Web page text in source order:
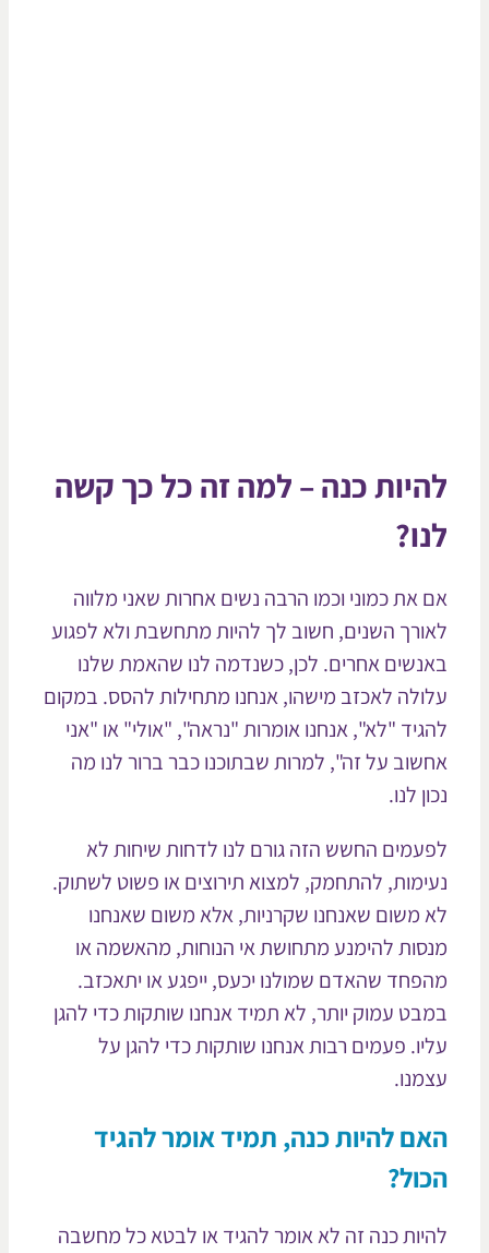
כנה – למה זה כל כך קשה
את כמוני וכמו הרבה נשים אחרות שאני מלווה
השנים, חשוב לך להיות מתחשבת ולא לפגוע
אחרים. לכן, כשנדמה לנו שהאמת שלנו
לאכזב מישהו, אנחנו מתחילות להסס. במקום
"לא", אנחנו אומרות "נראה", "אולי" או "אני
על זה", למרות שבתוכנו כבר ברור לנו מה
לנו.
החשש הזה גורם לנו לדחות שיחות לא
להתחמק, למצוא תירוצים או פשוט לשתוק.
משום שאנחנו שקרניות, אלא משום שאנחנו
להימנע מתחושת אי הנוחות, מהאשמה או
שהאדם שמולנו יכעס, ייפגע או יתאכזב.
עמוק יותר, לא תמיד אנחנו שותקות כדי להגן
פעמים רבות אנחנו שותקות כדי להגן על
להיות כנה, תמיד אומר להגיד
כנה זה לא אומר להגיד או לבטא כל מחשבה